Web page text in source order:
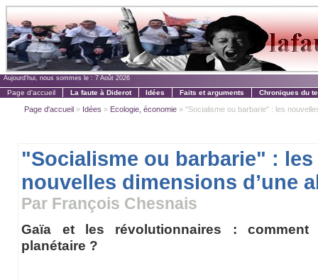
Aujourd'hui, nous sommes le : 7 Août 2026
Page d'accueil La faute à Diderot Idées Faits et arguments Chroniques du
Page d'accueil » Idées » Ecologie, économie » "Socialisme ou barbarie" : les
"Socialisme ou barbarie" : les
nouvelles dimensions d’une
Par François Chesnais
Gaïa et les révolutionnaires : comment
planétaire ?